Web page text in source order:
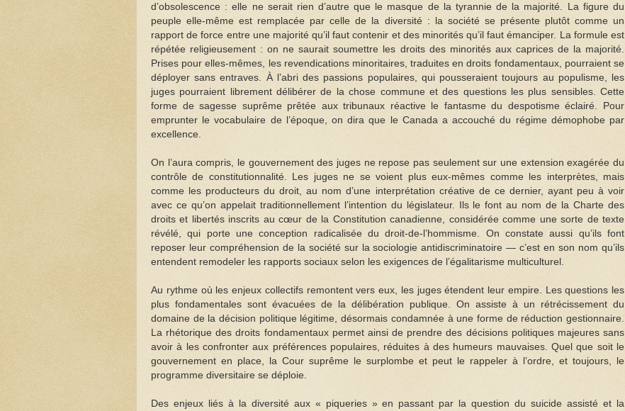
d’obsolescence : elle ne serait rien d’autre que le masque de la tyrannie de la majorité. La figure du
peuple elle-même est remplacée par celle de la diversité : la société se présente plutôt comme un
rapport de force entre une majorité qu’il faut contenir et des minorités qu’il faut émanciper. La formule est
répétée religieusement : on ne saurait soumettre les droits des minorités aux caprices de la majorité.
Prises pour elles-mêmes, les revendications minoritaires, traduites en droits fondamentaux, pourraient se
déployer sans entraves. À l’abri des passions populaires, qui pousseraient toujours au populisme, les
juges pourraient librement délibérer de la chose commune et des questions les plus sensibles. Cette
forme de sagesse suprême prêtée aux tribunaux réactive le fantasme du despotisme éclairé. Pour
emprunter le vocabulaire de l’époque, on dira que le Canada a accouché du régime démophobe par
excellence.
On l’aura compris, le gouvernement des juges ne repose pas seulement sur une extension exagérée du
contrôle de constitutionnalité. Les juges ne se voient plus eux-mêmes comme les interprètes, mais
comme les producteurs du droit, au nom d’une interprétation créative de ce dernier, ayant peu à voir
avec ce qu’on appelait traditionnellement l’intention du législateur. Ils le font au nom de la Charte des
droits et libertés inscrits au cœur de la Constitution canadienne, considérée comme une sorte de texte
révélé, qui porte une conception radicalisée du droit-de-l’hommisme. On constate aussi qu’ils font
reposer leur compréhension de la société sur la sociologie antidiscriminatoire — c’est en son nom qu’ils
entendent remodeler les rapports sociaux selon les exigences de l’égalitarisme multiculturel.
Au rythme où les enjeux collectifs remontent vers eux, les juges étendent leur empire. Les questions les
plus fondamentales sont évacuées de la délibération publique. On assiste à un rétrécissement du
domaine de la décision politique légitime, désormais condamnée à une forme de réduction gestionnaire.
La rhétorique des droits fondamentaux permet ainsi de prendre des décisions politiques majeures sans
avoir à les confronter aux préférences populaires, réduites à des humeurs mauvaises. Quel que soit le
gouvernement en place, la Cour suprême le surplombe et peut le rappeler à l’ordre, et toujours, le
programme diversitaire se déploie.
Des enjeux liés à la diversité aux « piqueries » en passant par la question du suicide assisté et la